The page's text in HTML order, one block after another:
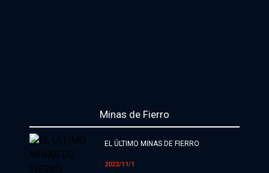
Minas de Fierro
EL ÚLTIMO MINAS DE FIERRO
2022/11/1